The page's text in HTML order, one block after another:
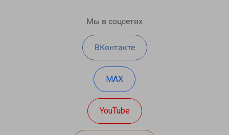
Мы в соцсетях
ВКонтакте
MAX
YouTube